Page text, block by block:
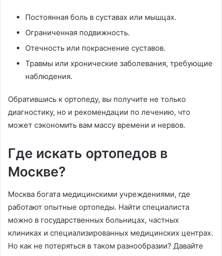
Постоянная боль в суставах или мышцах.
Ограниченная подвижность.
Отечность или покраснение суставов.
Травмы или хронические заболевания, требующие
наблюдения.
Обратившись к ортопеду, вы получите не только
диагностику, но и рекомендации по лечению, что
может сэкономить вам массу времени и нервов.
Где искать ортопедов в
Москве?
Москва богата медицинскими учреждениями, где
работают опытные ортопеды. Найти специалиста
можно в государственных больницах, частных
клиниках и специализированных медицинских центрах.
Но как не потеряться в таком разнообразии? Давайте